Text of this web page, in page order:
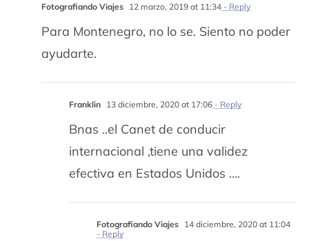
Fotografiando Viajes 12 marzo, 2019 at 11:34- Reply
Para Montenegro, no lo se. Siento no poder
ayudarte.
Franklin 13 diciembre, 2020 at 17:06- Reply
Bnas ..el Canet de conducir
internacional ,tiene una validez
efectiva en Estados Unidos ….
Fotografiando Viajes
14 diciembre, 2020 at 11:04
- Reply